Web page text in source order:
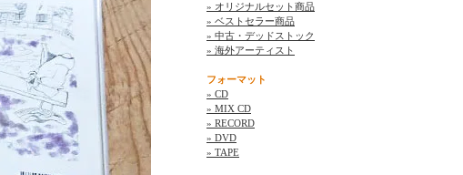
» オリジナルセット商品
» ベストセラー商品
» 中古・デッドストック
» 海外アーティスト
フォーマット
» CD
» MIX CD
» RECORD
» DVD
» TAPE